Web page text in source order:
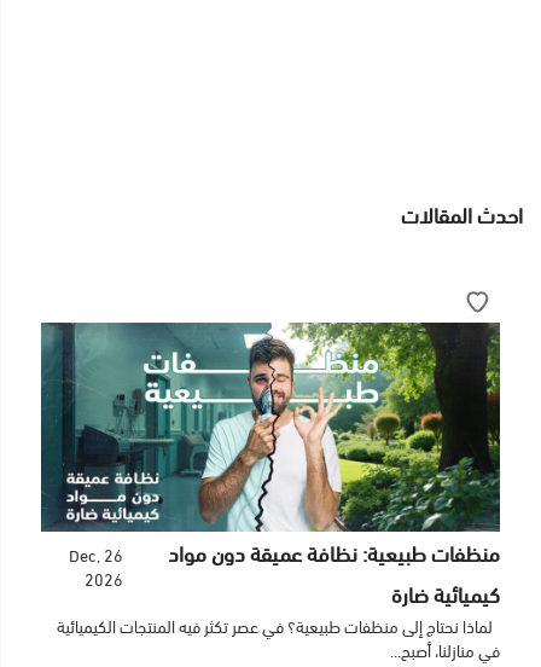
احدث المقالات
منظفات طبيعية: نظافة عميقة دون مواد
كيميائية ضارة
26 Dec,
2026
لماذا نحتاج إلى منظفات طبيعية؟ في عصر تكثر فيه المنتجات الكيميائية
في منازلنا، أصبح...